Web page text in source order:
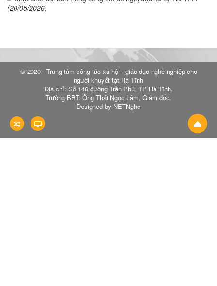
(20/05/2026)
© 2020 - Trung tâm công tác xã hội - giáo dục nghề nghiệp cho
người khuyết tật Hà Tĩnh
Địa chỉ: Số 146 đường Trần Phú, TP Hà Tĩnh.
Trưởng BBT: Ông Thái Ngọc Lâm, Giám đốc.
Designed by NETNghe